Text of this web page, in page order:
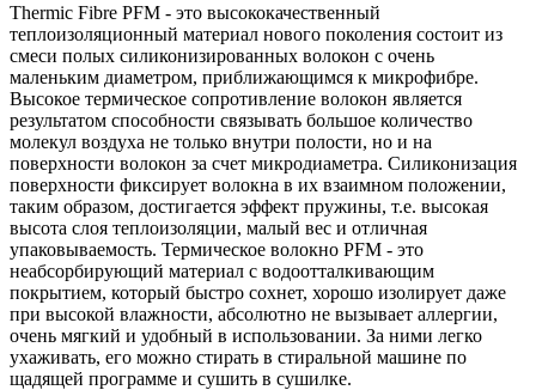
Thermic Fibre PFM - это высококачественный
теплоизоляционный материал нового поколения состоит из
смеси полых силиконизированных волокон с очень
маленьким диаметром, приближающимся к микрофибре.
Высокое термическое сопротивление волокон является
результатом способности связывать большое количество
молекул воздуха не только внутри полости, но и на
поверхности волокон за счет микродиаметра. Силиконизация
поверхности фиксирует волокна в их взаимном положении,
таким образом, достигается эффект пружины, т.е. высокая
высота слоя теплоизоляции, малый вес и отличная
упаковываемость. Термическое волокно PFM - это
неабсорбирующий материал с водоотталкивающим
покрытием, который быстро сохнет, хорошо изолирует даже
при высокой влажности, абсолютно не вызывает аллергии,
очень мягкий и удобный в использовании. За ними легко
ухаживать, его можно стирать в стиральной машине по
щадящей программе и сушить в сушилке.